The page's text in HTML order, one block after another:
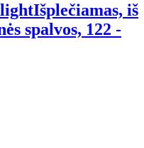
Išplečiamas, iš
spalvos, 122 -